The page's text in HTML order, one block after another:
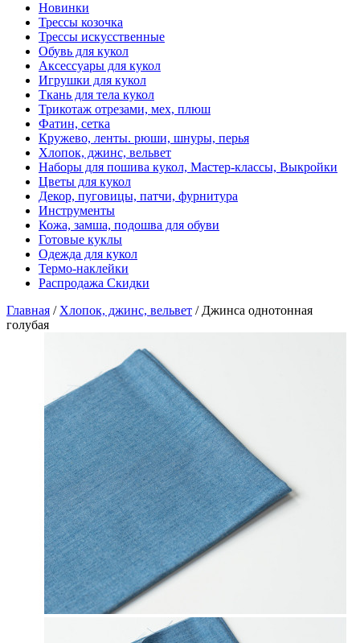
Новинки
Трессы козочка
Трессы искусственные
Обувь для кукол
Аксессуары для кукол
Игрушки для кукол
Ткань для тела кукол
Трикотаж отрезами, мех, плюш
Фатин, сетка
Кружево, ленты. рюши, шнуры, перья
Хлопок, джинс, вельвет
Наборы для пошива кукол, Мастер-классы, Выкройки
Цветы для кукол
Декор, пуговицы, патчи, фурнитура
Инструменты
Кожа, замша, подошва для обуви
Готовые куклы
Одежда для кукол
Термо-наклейки
Распродажа Скидки
Главная / Хлопок, джинс, вельвет / Джинса однотонная
голубая